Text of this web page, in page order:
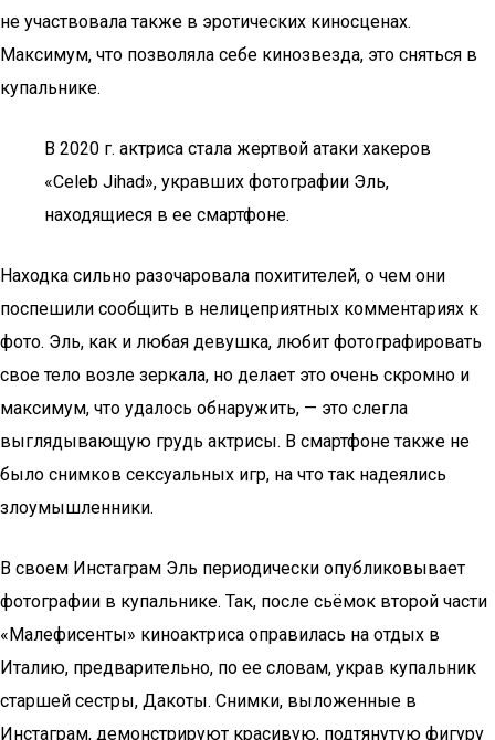
не участвовала также в эротических киносценах.
Максимум, что позволяла себе кинозвезда, это сняться в
купальнике.
В 2020 г. актриса стала жертвой атаки хакеров
«Celeb Jihad», укравших фотографии Эль,
находящиеся в ее смартфоне.
Находка сильно разочаровала похитителей, о чем они
поспешили сообщить в нелицеприятных комментариях к
фото. Эль, как и любая девушка, любит фотографировать
свое тело возле зеркала, но делает это очень скромно и
максимум, что удалось обнаружить, — это слегла
выглядывающую грудь актрисы. В смартфоне также не
было снимков сексуальных игр, на что так надеялись
злоумышленники.
В своем Инстаграм Эль периодически опубликовывает
фотографии в купальнике. Так, после сьёмок второй части
«Малефисенты» киноактриса оправилась на отдых в
Италию, предварительно, по ее словам, украв купальник
старшей сестры, Дакоты. Снимки, выложенные в
Инстаграм, демонстрируют красивую, подтянутую фигуру